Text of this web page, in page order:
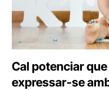
Cal potenciar
expressar-se